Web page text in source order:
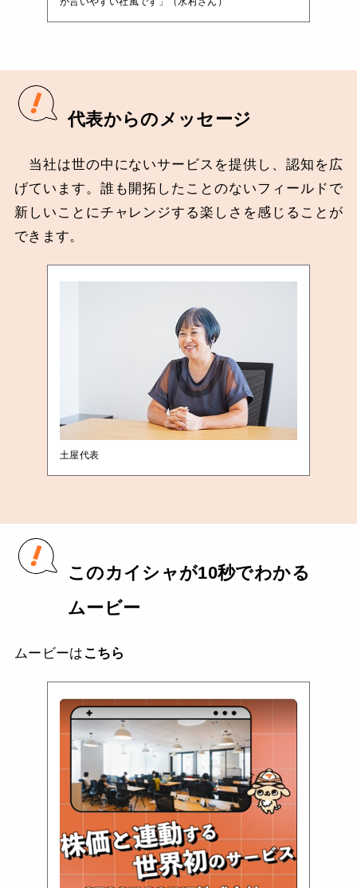
代表からのメッセージ
当社は世の中にないサービスを提供し、認知を広
げています。誰も開拓したことのないフィールドで
新しいことにチャレンジする楽しさを感じることが
できます。
土屋代表
このカイシャが10秒でわかる
ムービー
ムービーは こちら